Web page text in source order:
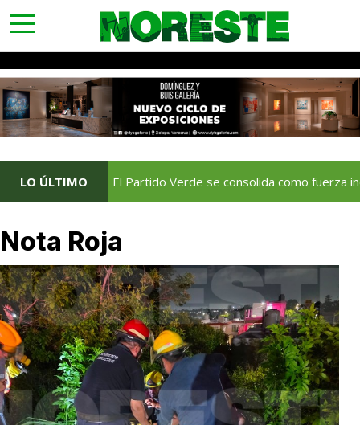
toggle
navigation
LO ÚLTIMOEl Partido Verde se consolida como fuerza
Nota Roja